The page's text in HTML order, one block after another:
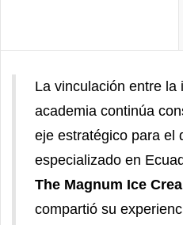
La vinculación entre la
academia continúa
eje estratégico para el
especializado en
The Magnum Ice
compartió su